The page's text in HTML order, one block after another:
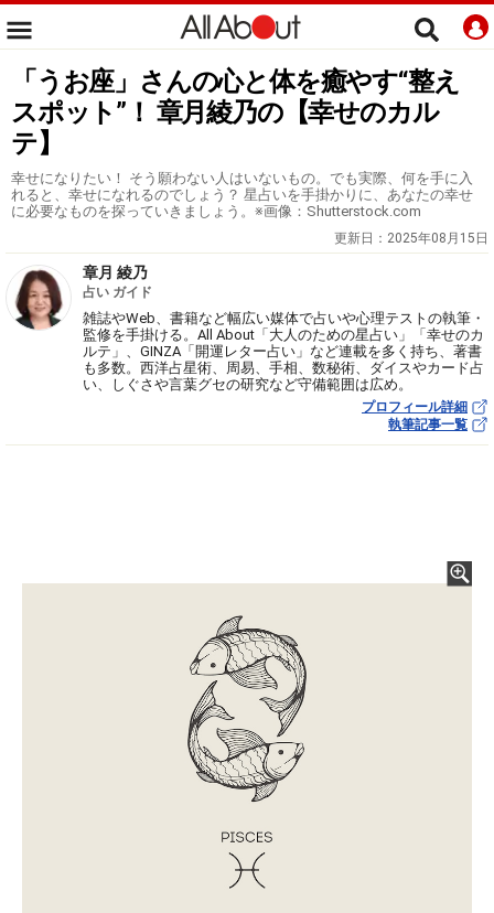
「うお座」さんの心と体を癒やす“整え
スポット”！ 章月綾乃の【幸せのカル
テ】
幸せになりたい！ そう願わない人はいないもの。でも実際、何を手に入
れると、幸せになれるのでしょう？ 星占いを手掛かりに、あなたの幸せ
に必要なものを探っていきましょう。※画像：Shutterstock.com
更新日： 2025年08月15日
章月 綾乃
占い ガイド
雑誌やWeb、書籍など幅広い媒体で占いや心理テストの執筆・
監修を手掛ける。All About「大人のための星占い」「幸せのカ
ルテ」、GINZA「開運レター占い」など連載を多く持ち、著書
も多数。西洋占星術、周易、手相、数秘術、ダイスやカード占
い、しぐさや言葉グセの研究など守備範囲は広め。
プロフィール詳細
執筆記事一覧